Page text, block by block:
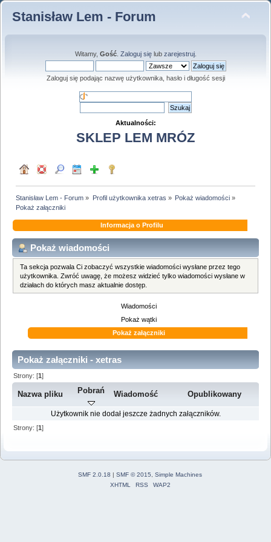
Stanisław Lem - Forum
Witamy, Gość. Zaloguj sięlub zarejestruj.
Zaloguj się podając nazwę użytkownika, hasło i długość sesji
Aktualności:
SKLEP LEM MRÓZ
Stanisław Lem - Forum » Profil użytkownika xetras » Pokaż wiadomości»
Pokaż załączniki
Informacja o Profilu
Pokaż wiadomości
Ta sekcja pozwala Ci zobaczyć wszystkie wiadomości wysłane przez tego
użytkownika. Zwróć uwagę, że możesz widzieć tylko wiadomości wysłane w
działach do których masz aktualnie dostęp.
Wiadomości
Pokaż wątki
Pokaż załączniki
Pokaż załączniki - xetras
Strony: [1]
Nazwa pliku Pobrań Wiadomość Opublikowany
Użytkownik nie dodał jeszcze żadnych załączników.
Strony: [1]
SMF 2.0.18 | SMF © 2015
Simple Machines
XHTML
RSS WAP2